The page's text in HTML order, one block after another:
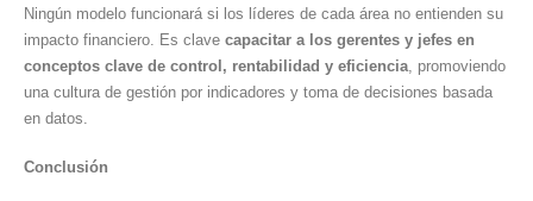
Ningún modelo funcionará si los líderes de cada área no entienden su
impacto financiero. Es clave capacitar a los gerentes y jefes en
conceptos clave de control, rentabilidad y eficiencia, promoviendo
una cultura de gestión por indicadores y toma de decisiones basada
en datos.
Conclusión